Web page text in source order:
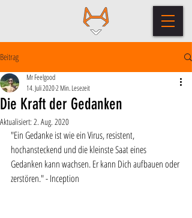
Beitrag
Die Kraft der Gedanken
Mr Feelgood
14. Juli 20202 Min. Lesezeit
Aktualisiert: 2. Aug. 2020
"Ein Gedanke ist wie ein Virus, resistent,
hochansteckend und die kleinste Saat eines
Gedanken kann wachsen. Er kann Dich aufbauen oder
zerstören." - Inception